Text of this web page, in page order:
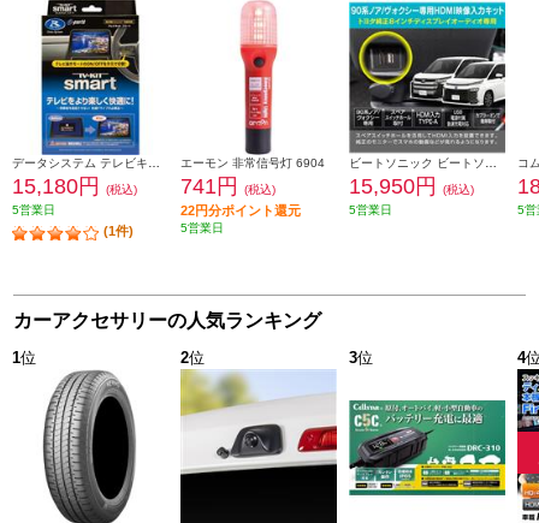
15,180円
(税込)
5営業日
(1件)
エーモン 非常信号灯 6904
741円 (税込)
22円分ポイント還元
5営業日
15,950円
(税込)
5営業日
5営
カーアクセサリーの人気ランキング
1位 2位 3位 4